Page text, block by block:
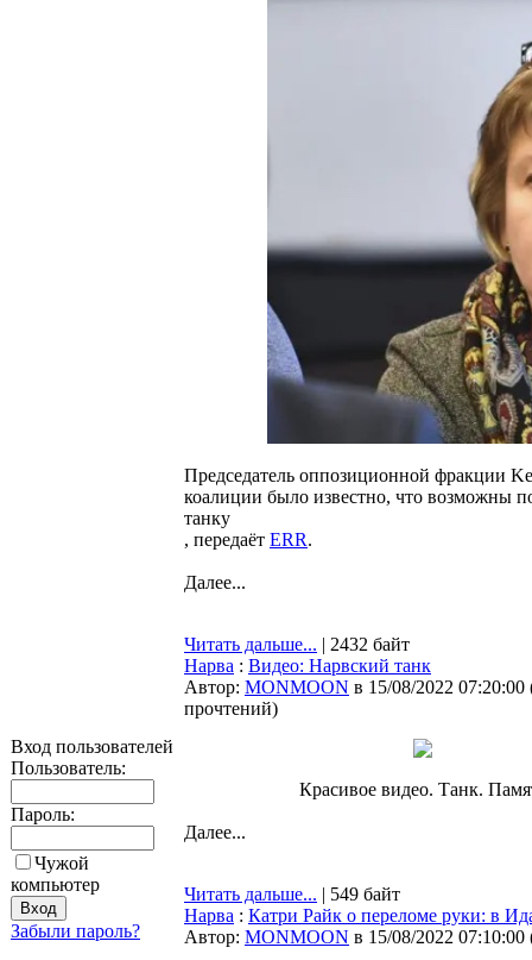
Вход пользователей
Пользователь:
Пароль:
Чужой
компьютер
Забыли пароль?
Председатель оппозиционной фракции
коалиции было известно, что возможны
танку
, передаёт ERR.
Далее...
Читать дальше... | 2432 байт
Нарва : Видео: Нарвский танк
Автор: MONMOON в 15/08/2022 07:20:00
прочтений)
Красивое видео. Танк.
Далее...
Читать дальше... | 549 байт
Нарва : Катри Райк о переломе руки: в
Автор: MONMOON в 15/08/2022 07:10:00